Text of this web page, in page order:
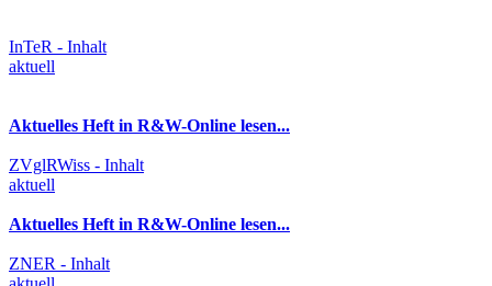
InTeR - Inhalt
aktuell
Aktuelles Heft in R&W-Online lesen...
ZVglRWiss - Inhalt
aktuell
Aktuelles Heft in R&W-Online lesen...
ZNER - Inhalt